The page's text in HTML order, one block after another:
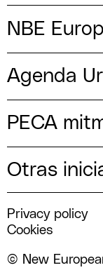
NBE
Agenda
PECA
Otras
Privacy policy
Cookies
© New